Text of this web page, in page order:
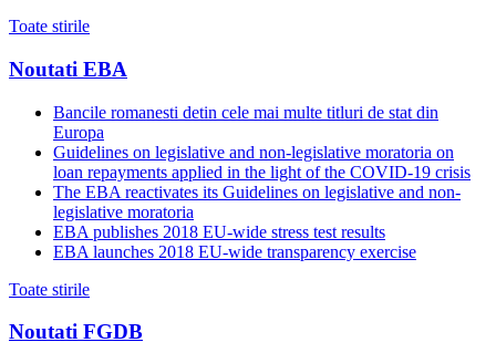
Toate stirile
Noutati EBA
Bancile romanesti detin cele mai multe titluri de stat din
Europa
Guidelines on legislative and non-legislative moratoria on
loan repayments applied in the light of the COVID-19 crisis
The EBA reactivates its Guidelines on legislative and non-
legislative moratoria
EBA publishes 2018 EU-wide stress test results
EBA launches 2018 EU-wide transparency exercise
Toate stirile
Noutati FGDB